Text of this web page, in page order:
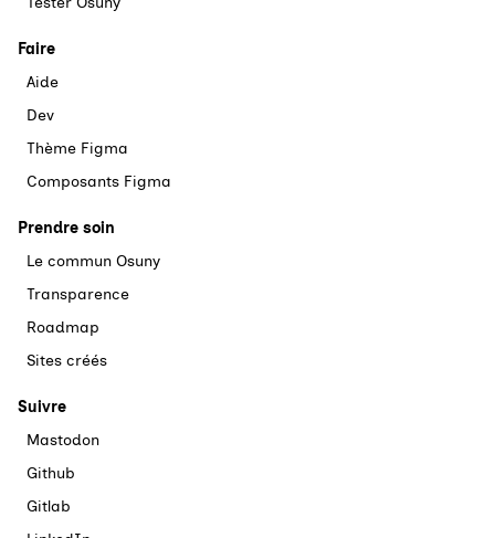
Faire
Aide
Dev
Thème Figma
Composants Figma
Prendre soin
Le commun Osuny
Transparence
Roadmap
Sites créés
Suivre
Mastodon
Github
Gitlab